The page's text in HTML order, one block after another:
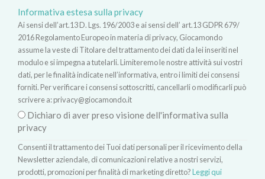
Informativa estesa sulla privacy
Ai sensi dell’art.13 D. Lgs. 196/2003 e ai sensi dell’ art.13 GDPR 679/
2016 Regolamento Europeo in materia di privacy, Giocamondo
assume la veste di Titolare del trattamento dei dati da lei inseriti nel
modulo e si impegna a tutelarli. Limiteremo le nostre attività sui vostri
dati, per le finalità indicate nell’informativa, entro i limiti dei consensi
forniti. Per verificare i consensi sottoscritti, cancellarli o modificarli può
scrivere a:privacy@giocamondo.it
Dichiaro di aver preso visione dell'informativa sulla
privacy
Consenti il trattamento dei Tuoi dati personali per il ricevimento della
Newsletter aziendale, di comunicazioni relative a nostri servizi,
prodotti, promozioni per finalità di marketing diretto?Leggi qui